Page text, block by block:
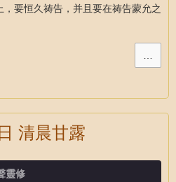
要恒久祷告，并且要在祷告蒙允之
…
清晨甘露
靈修